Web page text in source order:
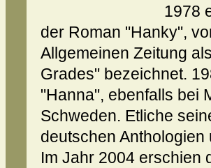
1978
der Roman "Hanky",
Allgemeinen Zeitung
Grades" bezeichnet.
"Hanna", ebenfalls bei
Schweden. Etliche
deutschen
Im Jahr 2004 erschien